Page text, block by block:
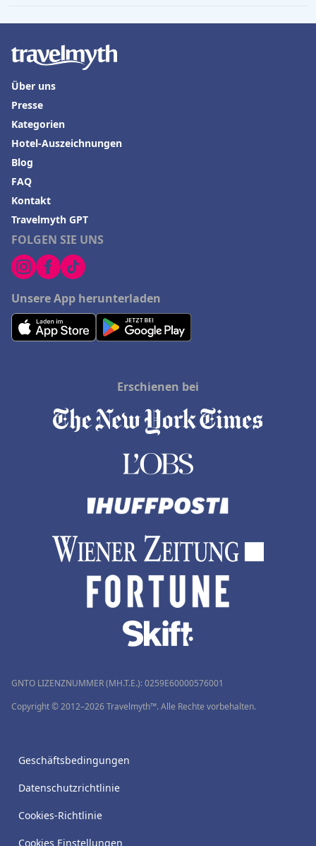
FOLGEN SIE UNS
Unsere App herunterladen
Über uns
Presse
Kategorien
Hotel-Auszeichnungen
Blog
FAQ
Kontakt
Travelmyth GPT
Erschienen bei
GNTO LIZENZNUMMER (MH.T.E.): 0259Ε60000576001
Copyright © 2012–2026 Travelmyth™. Alle Rechte vorbehalten.
Geschäftsbedingungen
Datenschutzrichtlinie
Cookies-Richtlinie
Cookies Einstellungen